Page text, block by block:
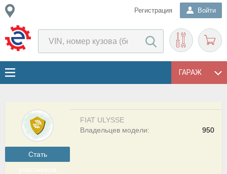
Регистрация Войти
ГАРАЖ
Cтать
участником
FIAT ULYSSE
950
Владельцев модели: